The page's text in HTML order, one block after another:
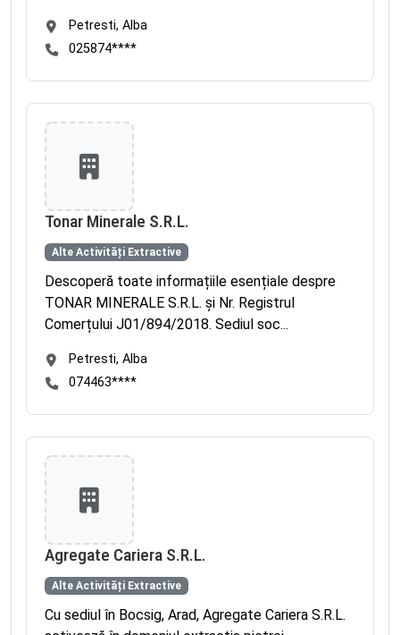
Petresti, Alba
025874****
Tonar Minerale S.R.L.
Alte Activități Extractive
Descoperă toate informațiile esențiale despre
TONAR MINERALE S.R.L. și Nr. Registrul
Comerțului J01/894/2018. Sediul soc...
Petresti, Alba
074463****
Agregate Cariera S.R.L.
Alte Activități Extractive
Cu sediul în Bocsig, Arad, Agregate Cariera S.R.L.